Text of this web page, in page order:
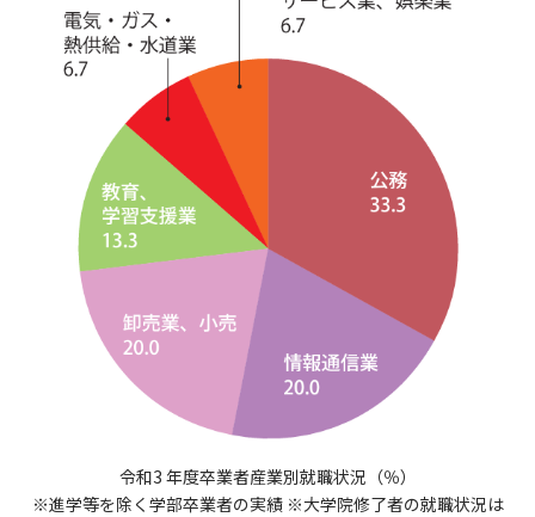
令和3 年度卒業者産業別就職状況（％）
※進学等を除く学部卒業者の実績 ※大学院修了者の就職状況は